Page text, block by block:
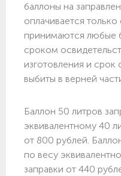
баллоны на
оплачивается
принимаются любые
сроком
изготовления и срок
выбиты в верней
Баллон 50 литров
эквивалентному 40
от 800 рублей.
по весу
заправки от 440